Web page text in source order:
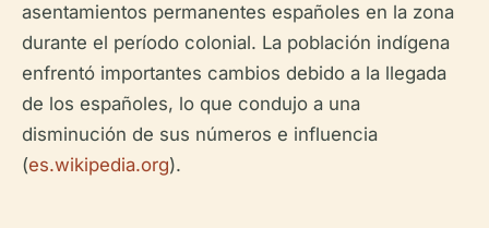
asentamientos permanentes españoles en la zona
durante el período colonial. La población indígena
enfrentó importantes cambios debido a la llegada
de los españoles, lo que condujo a una
disminución de sus números e influencia
(es.wikipedia.org).